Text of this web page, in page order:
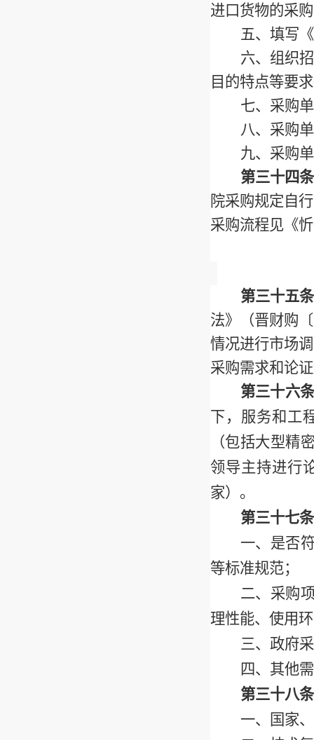
进口货物的采
五、填写
六、组织
目的特点等要
七、采购
八、采购
九、采购
第三十四条
院采购规定自
采购流程见《
第三十五条
法》（晋财购〔
情况进行市场
采购需求和论
第三十六
下，服务和工
（包括大型精
领导主持进行
家）。
第三十七条
一、是否
等标准规范；
二、采购
理性能、使用
三、政府
四、其他
第三十八条
一、国家